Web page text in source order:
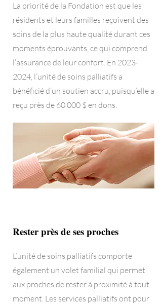
La priorité de la Fondation est que les
résidents et leurs familles reçoivent des
soins de la plus haute qualité durant ces
moments éprouvants, ce qui comprend
l’assurance de leur confort. En 2023-
2024, l’unité de soins palliatifs a
bénéficié d’un soutien accru, puisqu’elle a
reçu près de 60 000 $ en dons.
Rester près de ses proches
L’unité de soins palliatifs comporte
également un volet familial qui permet
aux proches de rester à proximité à tout
moment. Les services palliatifs ont pour